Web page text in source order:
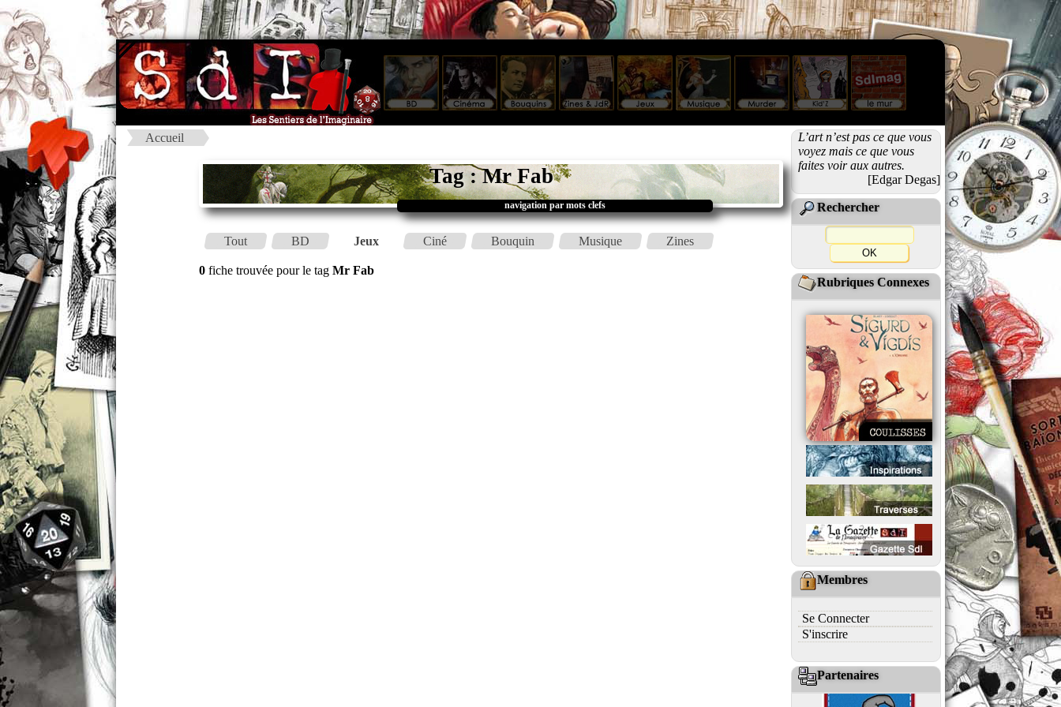
Accueil
Tag : Mr Fab
navigation par mots clefs
Tout BD Jeux Ciné Bouquin Musique Zines
0 fiche trouvée pour le tag Mr Fab
L’art n’est pas ce que vous
voyez mais ce que vous
faites voir aux autres.
[Edgar Degas]
Rechercher
Rubriques Connexes
Membres
Se Connecter
S'inscrire
Partenaires